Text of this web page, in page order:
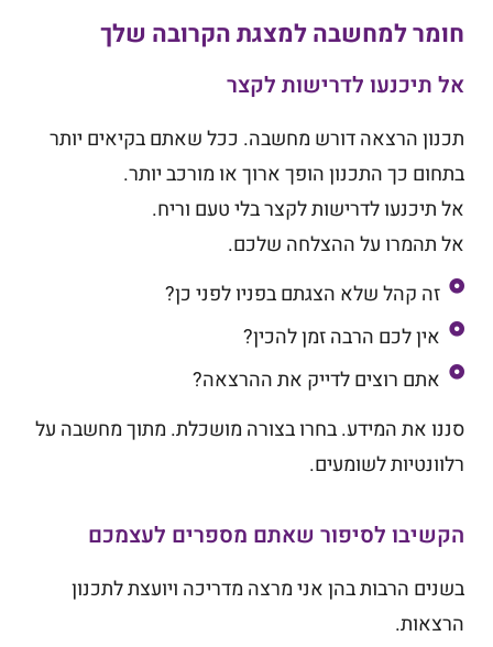
חומר למחשבה למצגת הקרובה שלך
אל תיכנעו לדרישות לקצר
תכנון הרצאה דורש מחשבה. ככל שאתם בקיאים יותר
בתחום כך התכנון הופך ארוך או מורכב יותר.
אל תיכנעו לדרישות לקצר בלי טעם וריח.
אל תהמרו על ההצלחה שלכם.
זה קהל שלא הצגתם בפניו לפני כן?
אין לכם הרבה זמן להכין?
אתם רוצים לדייק את ההרצאה?
סננו את המידע. בחרו בצורה מושכלת. מתוך מחשבה על
רלוונטיות לשומעים.
הקשיבו לסיפור שאתם מספרים לעצמכם
בשנים הרבות בהן אני מרצה מדריכה ויועצת לתכנון
הרצאות.